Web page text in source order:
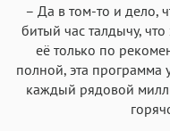
– Да в том-то и дело,
битый час талдычу,
её только по
полной, эта программа
каждый рядовой